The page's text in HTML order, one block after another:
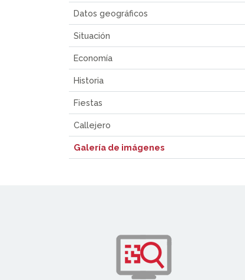
Datos geográficos
Situación
Economía
Historia
Fiestas
Callejero
Galería de imágenes